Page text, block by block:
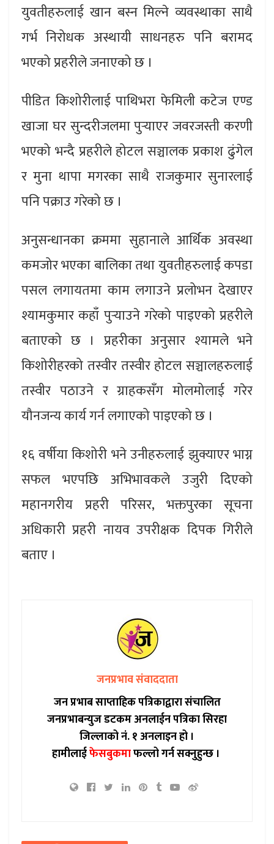
युवतीहरुलाई खान बस्न मिल्ने व्यवस्थाका साथै
गर्भ निरोधक अस्थायी साधनहरु पनि बरामद
भएको प्रहरीले जनाएको छ ।
पीडित किशोरीलाई पाथिभरा फेमिली कटेज एण्ड
खाजा घर सुन्दरीजलमा पुर्‍याएर जवरजस्ती करणी
भएको भन्दै प्रहरीले होटल सञ्चालक प्रकाश ढुंगेल
र मुना थापा मगरका साथै राजकुमार सुनारलाई
पनि पक्राउ गरेको छ ।
अनुसन्धानका क्रममा सुहानाले आर्थिक अवस्था
कमजोर भएका बालिका तथा युवतीहरुलाई कपडा
पसल लगायतमा काम लगाउने प्रलोभन देखाएर
श्यामकुमार कहाँ पुर्‍याउने गरेको पाइएको प्रहरीले
बताएको छ । प्रहरीका अनुसार श्यामले भने
किशोरीहरको तस्वीर तस्वीर होटल सञ्चालहरुलाई
तस्वीर पठाउने र ग्राहकसँग मोलमोलाई गरेर
यौनजन्य कार्य गर्न लगाएको पाइएको छ ।
१६ वर्षीया किशोरी भने उनीहरुलाई झुक्याएर भाग्न
सफल भएपछि अभिभावकले उजुरी दिएको
महानगरीय प्रहरी परिसर, भक्तपुरका सूचना
अधिकारी प्रहरी नायव उपरीक्षक दिपक गिरीले
बताए ।
जनप्रभाव संवाददाता
जन प्रभाब साप्ताहिक पत्रिकाद्वारा संचालित
जनप्रभाबन्युज डटकम अनलाईन पत्रिका सिरहा
जिल्लाको नं. १ अनलाइन हो ।
हामीलाईफेसबुकमाफल्लो गर्न सक्नुहुन्छ ।